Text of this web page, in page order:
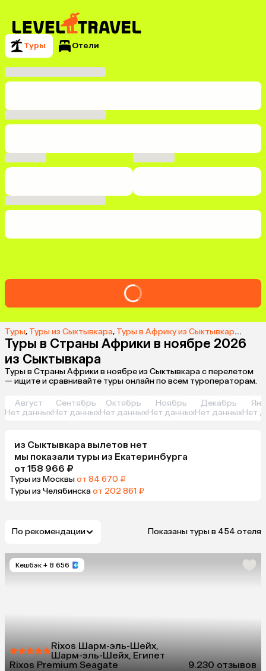
Туры Отели
Туры, Туры из Сыктывкара, Туры в Африку из Сыктывкара ,
Туры в Страны Африки в ноябре 2026
из Сыктывкара
Туры в Страны Африки в ноябре из Сыктывкара с перелетом
— ищите и сравнивайте туры онлайн по всем туроператорам.
Август
Нет данных
Сентябрь
Нет данных
Октябрь
Нет данных
Ноябрь
Нет данных
Декабрь
Нет данныхНет
из Сыктывкара вылетов нет
мы показали туры из Екатеринбурга
от 158 966 ₽
Туры из Москвыот 84 670 ₽
Туры из Челябинскаот 202 861 ₽
По рекомендации Показаны туры в 454 отеля
Кешбэк + 8 656
Rixos Шарм-эль-Шейх,
Шарм-эль-Шейх, Египет
Rixos Premium Seagate
9.230 отзывов